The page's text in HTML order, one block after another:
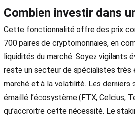
Combien investir dans
Cette fonctionnalité offre des prix
700 paires de cryptomonnaies, en
liquidités du marché. Soyez vigilants
reste un secteur de spécialistes très
marché et à la volatilité. Les derniers
émaillé l’écosystème (FTX, Celcius,
qu’accroitre cette nécessité. Le